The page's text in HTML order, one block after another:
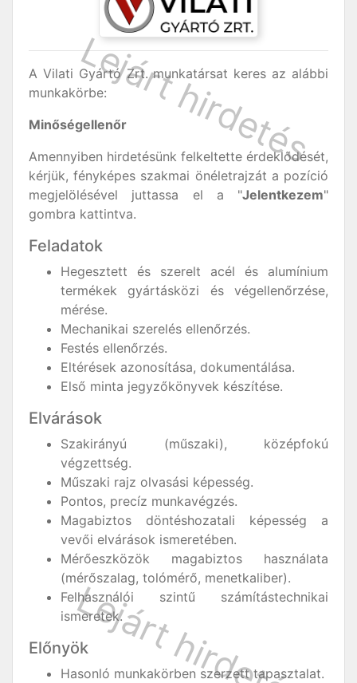
A Vilati Gyártó Zrt. munkatársat keres az alábbi
munkakörbe:
Minőségellenőr
Amennyiben hirdetésünk felkeltette érdeklődését,
kérjük, fényképes szakmai önéletrajzát a pozíció
megjelölésével juttassa el a "Jelentkezem"
gombra kattintva.
Feladatok
Hegesztett és szerelt acél és alumínium
termékek gyártásközi és végellenőrzése,
mérése.
Mechanikai szerelés ellenőrzés.
Festés ellenőrzés.
Eltérések azonosítása, dokumentálása.
Első minta jegyzőkönyvek készítése.
Elvárások
Szakirányú (műszaki), középfokú
végzettség.
Műszaki rajz olvasási képesség.
Pontos, precíz munkavégzés.
Magabiztos döntéshozatali képesség a
vevői elvárások ismeretében.
Mérőeszközök magabiztos használata
(mérőszalag, tolómérő, menetkaliber).
Felhasználói szintű számítástechnikai
ismeretek.
Előnyök
Hasonló munkakörben szerzett tapasztalat.